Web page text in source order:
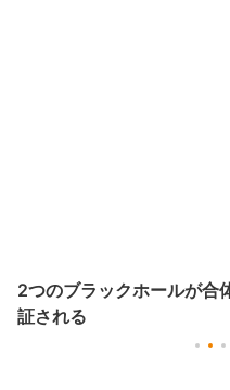
2つのブラックホールが合
証される